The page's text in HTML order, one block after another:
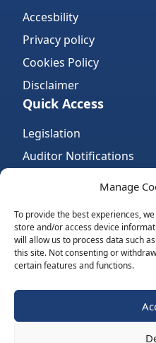
Manage
To provide the best experiences,
store and/or access device
will allow us to process data such
this site. Not consenting or
certain features and functions.
Accesbility
Privacy policy
Cookies Policy
Disclaimer
Quick Access
Legislation
Auditor Notifications
Quick Access
International Standards
Accountancy Bodies
Follow Us: